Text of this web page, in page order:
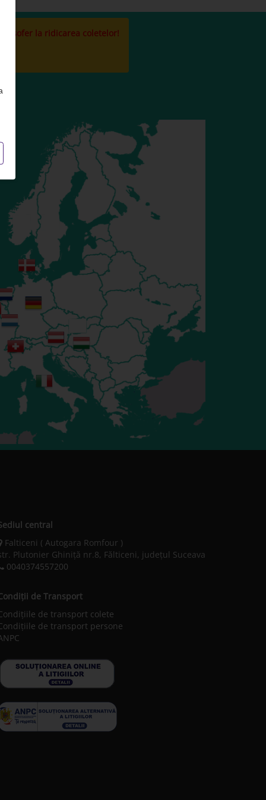
sofer la ridicarea coletelor!
central
Falticeni ( Autogara Romfour )
Plutonier Ghiniţă nr.8, Fălticeni, judeţul Suceava
0040374557200
de Transport
de transport colete
de transport persone